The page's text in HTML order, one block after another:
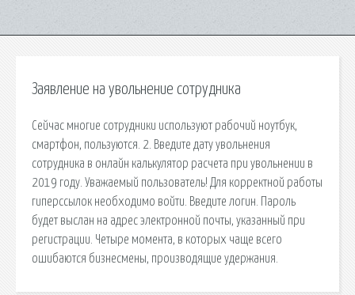
Заявление на увольнение сотрудника
Сейчас многие сотрудники используют рабочий ноутбук,
смартфон, пользуются. 2. Введите дату увольнения
сотрудника в онлайн калькулятор расчета при увольнении в
2019 году. Уважаемый пользователь! Для корректной работы
гиперссылок необходимо войти. Введите логин. Пароль
будет выслан на адрес электронной почты, указанный при
регистрации. Четыре момента, в которых чаще всего
ошибаются бизнесмены, производящие удержания.